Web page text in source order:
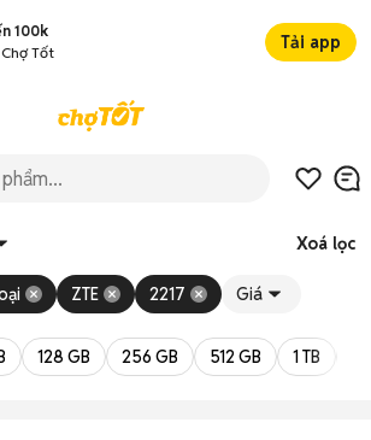
100k
Tốt
Tải app
Xoá lọc
ZTE 2217 Giá
128 GB 256 GB 512 GB 1 TB